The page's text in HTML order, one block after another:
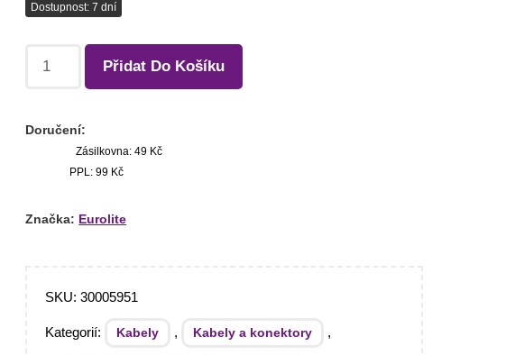
Dostupnost: 7 dní
Přidat Do Košíku
Doručení:
Zásilkovna: 49 Kč
PPL: 99 Kč
Značka: Eurolite
SKU:30005951
Kategorií: Kabely , Kabely a konektory ,